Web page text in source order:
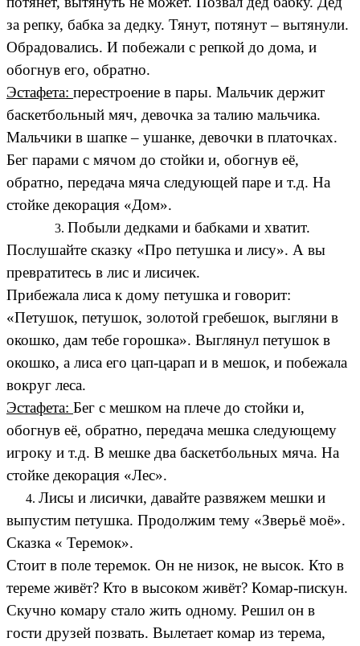
за репку, бабка за дедку. Тянут, потянут – вытянули.
Обрадовались. И побежали с репкой до дома, и
обогнув его, обратно.
Эстафета: перестроение в пары. Мальчик держит
баскетбольный мяч, девочка за талию мальчика.
Мальчики в шапке – ушанке, девочки в платочках.
Бег парами с мячом до стойки и, обогнув её,
обратно, передача мяча следующей паре и т.д. На
стойке декорация «Дом».
Побыли дедками и бабками и хватит.
Послушайте сказку «Про петушка и лису». А вы
превратитесь в лис и лисичек.
Прибежала лиса к дому петушка и говорит:
«Петушок, петушок, золотой гребешок, выгляни в
окошко, дам тебе горошка». Выглянул петушок в
окошко, а лиса его цап-царап и в мешок, и побежала
вокруг леса.
Эстафета: Бег с мешком на плече до стойки и,
обогнув её, обратно, передача мешка следующему
игроку и т.д. В мешке два баскетбольных мяча. На
стойке декорация «Лес».
Лисы и лисички, давайте развяжем мешки и
выпустим петушка. Продолжим тему «Зверьё моё».
Сказка « Теремок».
Стоит в поле теремок. Он не низок, не высок. Кто в
тереме живёт? Кто в высоком живёт? Комар-пискун.
Скучно комару стало жить одному. Решил он в
гости друзей позвать. Вылетает комар из терема,